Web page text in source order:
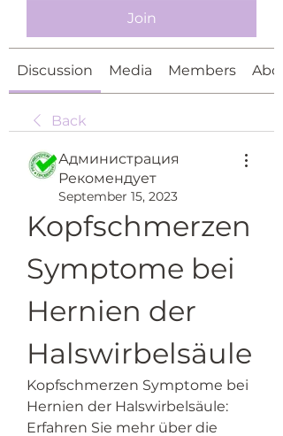
Join
Discussion Media Members
Back
Администрация
Рекомендует
September 15, 2023
Kopfschmerzen
Symptome bei
Hernien der
Halswirbelsäule
Kopfschmerzen Symptome bei
Hernien der Halswirbelsäule:
Erfahren Sie mehr über die